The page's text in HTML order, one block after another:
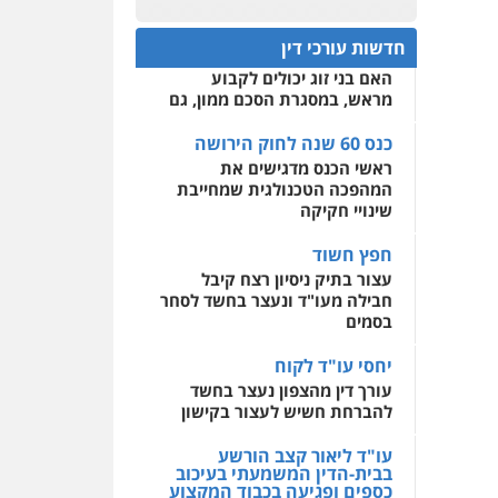
פלילי פשיעה חמורה
צווארון לבן
וחקירות
0502228917
עו"ד מוחמד סביחאת
פלילי תעבורה פשיעה
כלכלית
0525077716
עו"ד יניב זוסמן
פלילי כלכלי פשיעה
חמורה מעצרים וחקירות
0525199949
עו"ד אמיר נאטור
פלילי פשיעה חמורה
צווארון לבן מעצרים
0543326767
0522508109
אחסון אתרים
מהירות הגנה גיבוי
לעורכי דין
מרכז התחלה חדשה
שירותים מקצועיים לעורכי
דין
0544500346
חדשות עורכי דין
המתח שבין חוק יחסי ממון
לבין חוק הירושה
האם בני זוג יכולים לקבוע
מראש, במסגרת הסכם ממון, גם
כנס 60 שנה לחוק הירושה
ראשי הכנס מדגישים את
המהפכה הטכנולגית שמחייבת
שינויי חקיקה
חפץ חשוד
עצור בתיק ניסיון רצח קיבל
חבילה מעו"ד ונעצר בחשד לסחר
בסמים
יחסי עו"ד לקוח
עורך דין מהצפון נעצר בחשד
להברחת חשיש לעצור בקישון
עו"ד ליאור קצב הורשע
בבית-הדין המשמעתי בעיכוב
כספים ופגיעה בכבוד המקצוע